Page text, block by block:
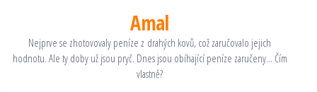
obsah
Amal
Nejprve se zhotovovaly peníze z drahých kovů, což zaručovalo jejich
hodnotu. Ale ty doby už jsou pryč. Dnes jsou obíhající peníze zaručeny… Čím
vlastně?